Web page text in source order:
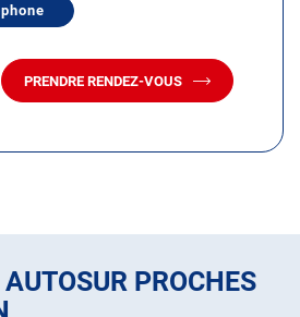
PRENDRE RENDEZ-VOUS
AVEC
PROCHES